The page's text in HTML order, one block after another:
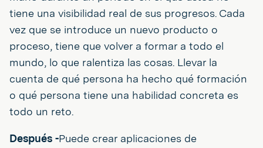
tiene una visibilidad real de sus progresos. Cada
vez que se introduce un nuevo producto o
proceso, tiene que volver a formar a todo el
mundo, lo que ralentiza las cosas. Llevar la
cuenta de qué persona ha hecho qué formación
o qué persona tiene una habilidad concreta es
todo un reto.
Después -Puede crear aplicaciones de